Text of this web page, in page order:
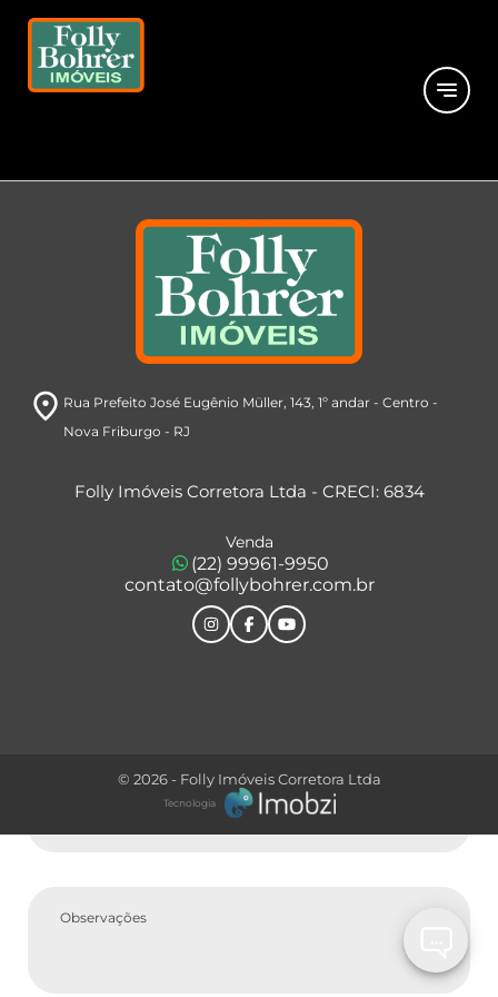
notes
room Rua Prefeito José Eugênio Müller, 143, 1º andar- Centro -
Nova Friburgo - RJ
Folly Imóveis Corretora Ltda - CRECI: 6834
Venda
(22) 99961-9950
contato@follybohrer.com.br
© 2026 - Folly Imóveis Corretora Ltda
Tecnologia
Peça seu
imóvel